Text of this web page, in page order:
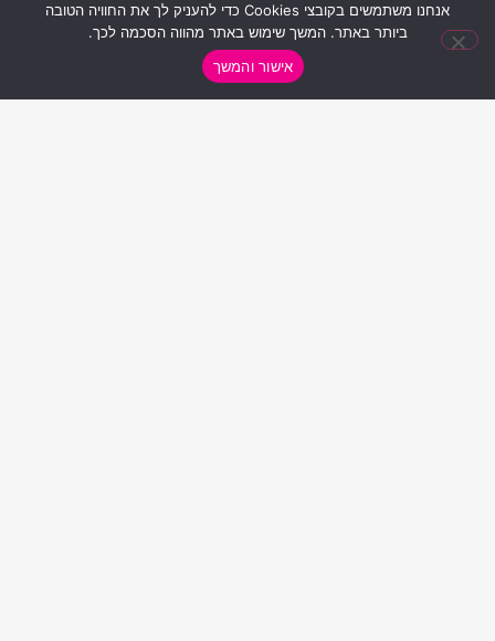
אני מאשר/ת שהפרטים שמסרתי ישמשו לצורך טיפול בפנייתי
בהתאם ל-
מדיניות הפרטיות.
אנחנו משתמשים בקובצי Cookies כדי להעניק לך את החוויה הטובה
ביותר באתר. המשך שימוש באתר מהווה הסכמה לכך.
אישור והמשך